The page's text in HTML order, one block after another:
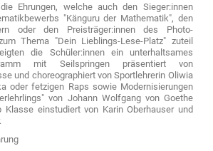
Ehrungen, welche auch den Sieger:innen
"Känguru der Mathematik", den
oder den Preisträger:innen des Photo-
Thema "Dein Lieblings-Lese-Platz" zuteil
die Schüler:innen ein unterhaltsames
mit Seilspringen präsentiert von
und choreographiert von Sportlehrerin Oliwia
oder fetzigen Raps sowie Modernisierungen
von Johann Wolfgang von Goethe
Klasse einstudiert von Karin Oberhauser und